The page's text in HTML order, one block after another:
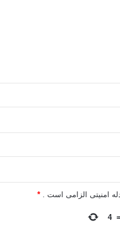
امنیتی الزامی است . *
=
4